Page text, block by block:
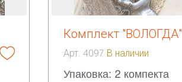
Комплект "ВОЛОГДА"
Арт. 4097 В наличии
Упаковка: 2 компекта